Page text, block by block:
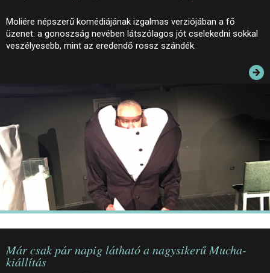
AZ ÉPÜLET
INFORMÁCIÓK
ELÉRHETŐSÉG
PALOTASÉTÁK ÉS VEZETÉSEK
KÖZÉRDEKŰ ADATOK
Moliére népszerű komédiájának izgalmas verziójában a fő
üzenet: a gonoszság nevében látszólagos jót cselekedni sokkal
veszélyesebb, mint az eredendő rossz szándék.
Már csak pár napig látható a nagysikerű Mucha-
kiállítás